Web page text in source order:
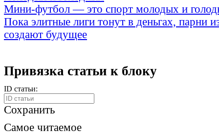
Мини-футбол — это спорт молодых и
Пока элитные лиги тонут в деньгах, парни
создают будущее
Привязка статьи к блоку
ID статьи:
Сохранить
Самое читаемое